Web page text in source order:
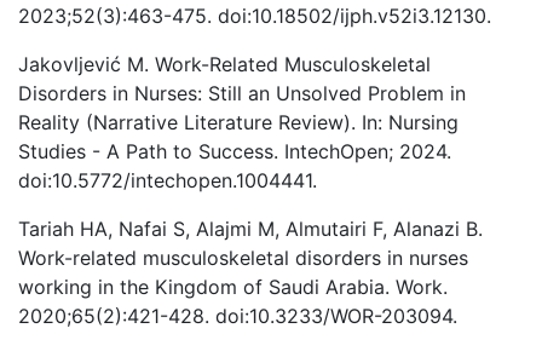
2023;52(3):463-475. doi:10.18502/ijph.v52i3.12130.
Jakovljević M. Work-Related Musculoskeletal
Disorders in Nurses: Still an Unsolved Problem in
Reality (Narrative Literature Review). In: Nursing
Studies - A Path to Success. IntechOpen; 2024.
doi:10.5772/intechopen.1004441.
Tariah HA, Nafai S, Alajmi M, Almutairi F, Alanazi B.
Work-related musculoskeletal disorders in nurses
working in the Kingdom of Saudi Arabia. Work.
2020;65(2):421-428. doi:10.3233/WOR-203094.